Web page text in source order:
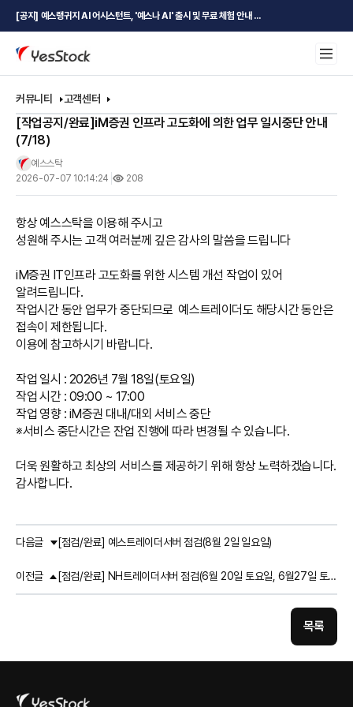
[공지] 예스랭귀지 AI 어시스턴트, '예스나 AI' 출시 및 무료 체험 안내 ...
커뮤니티 고객센터
[작업공지/완료]iM증권 인프라 고도화에 의한 업무 일시중단 안내
(7/18)
예스스탁
2026-07-07 10:14:24
208
항상 예스스탁을 이용해 주시고
성원해 주시는 고객 여러분께 깊은 감사의 말씀을 드립니다
iM증권 IT인프라 고도화를 위한 시스템 개선 작업이 있어
알려드립니다.
작업시간 동안 업무가 중단되므로  예스트레이더도 해당시간 동안은
접속이 제한됩니다.
이용에 참고하시기 바랍니다.
작업 일시 : 2026년 7월 18일(토요일)
작업 시간 : 09:00 ~ 17:00
작업 영향 : iM증권 대내/대외 서비스 중단
※서비스 중단시간은 잔업 진행에 따라 변경될 수 있습니다.
더욱 원활하고 최상의 서비스를 제공하기 위해 항상 노력하겠습니다.
감사합니다.
다음글 [점검/완료] 예스트레이더서버 점검(8월 2일 일요일)
이전글 [점검/완료] NH트레이더서버 점검(6월 20일 토요일, 6월27일 토요일)
목록